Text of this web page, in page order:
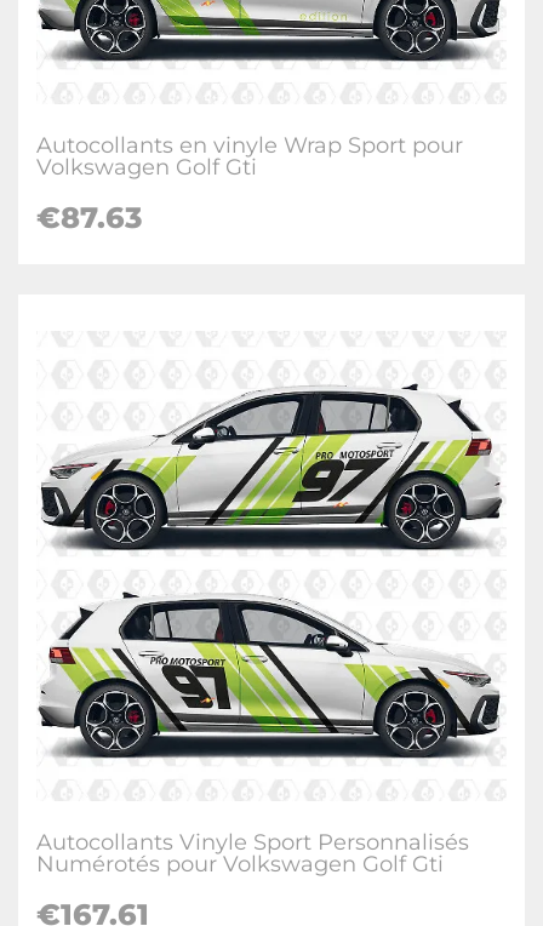
Autocollants en vinyle Wrap Sport pour
Volkswagen Golf Gti
€87.63
Autocollants Vinyle Sport Personnalisés
Numérotés pour Volkswagen Golf Gti
€167.61